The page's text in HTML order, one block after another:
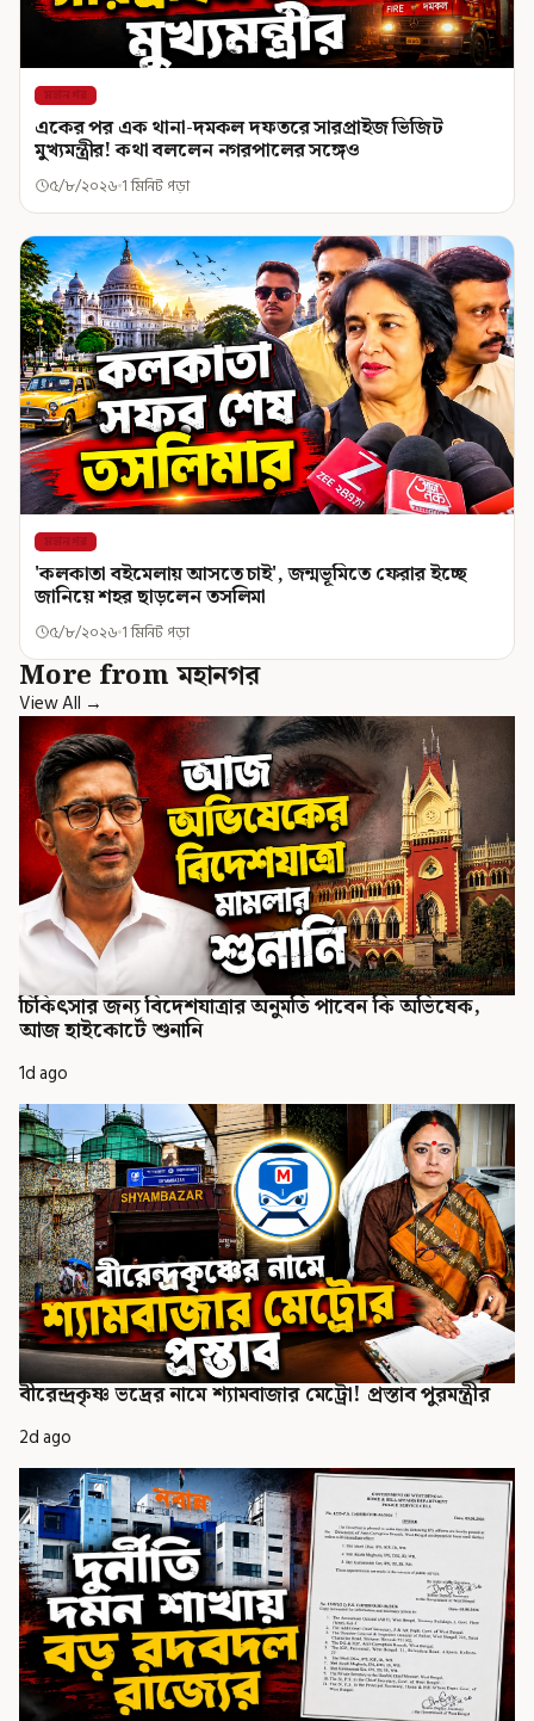
মহানগর
একের পর এক থানা-দমকল দফতরে সারপ্রাইজ ভিজিট
মুখ্যমন্ত্রীর! কথা বললেন নগরপালের সঙ্গেও
৫/৮/২০২৬ 1 মিনিট পড়া
মহানগর
'কলকাতা বইমেলায় আসতে চাই', জন্মভূমিতে ফেরার ইচ্ছে
জানিয়ে শহর ছাড়লেন তসলিমা
৫/৮/২০২৬ 1 মিনিট পড়া
More from মহানগর
View All →
চিকিৎসার জন্য বিদেশযাত্রার অনুমতি পাবেন কি অভিষেক,
আজ হাইকোর্টে শুনানি
1d ago
বীরেন্দ্রকৃষ্ণ ভদ্রের নামে শ্যামবাজার মেট্রো! প্রস্তাব পুরমন্ত্রীর
2d ago